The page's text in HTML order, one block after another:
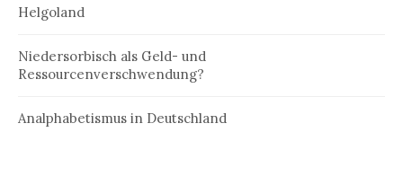
Helgoland
Niedersorbisch als Geld- und
Ressourcenverschwendung?
Analphabetismus in Deutschland